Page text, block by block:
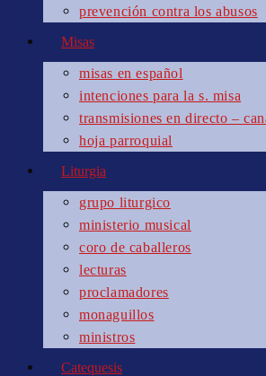
prevención contra los abusos
Misas
misas en español
intenciones para la s. misa
transmisiones en directo –
hoja parroquial
Liturgia
grupo liturgico
ministerio musical
coro de caballeros
lecturas
proclamadores
monaguillos
ministros
Catequesis